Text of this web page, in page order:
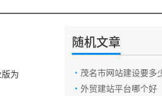
为
随机文章
· 茂名市网站建设要多
发价格费用）icon
· 外贸建站平台哪个好